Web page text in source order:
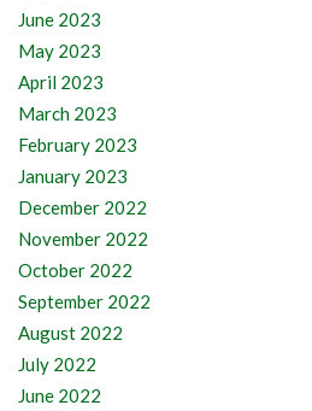
June 2023
May 2023
April 2023
March 2023
February 2023
January 2023
December 2022
November 2022
October 2022
September 2022
August 2022
July 2022
June 2022